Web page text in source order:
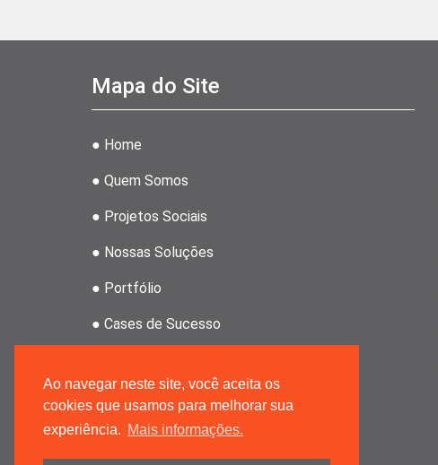
Ao navegar neste site, você aceita os
cookies que usamos para melhorar sua
experiência. Mais informações.
Mapa do Site
● Home
● Quem Somos
● Projetos Sociais
● Nossas Soluções
● Portfólio
● Cases de Sucesso
● Revenda Atahoz
● Grupo MRPMK